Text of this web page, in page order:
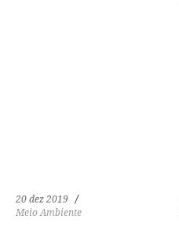
20 dez 2019
Meio Ambiente